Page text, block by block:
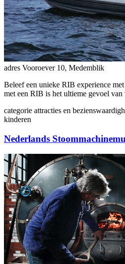
adres Vooroever 10, Medemblik
Beleef een unieke RIB experience
met een RIB is het ultieme gevoel
categorie attracties en
kinderen
Nederlands